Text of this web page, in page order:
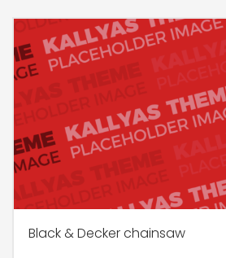
Black & Decker chainsaw